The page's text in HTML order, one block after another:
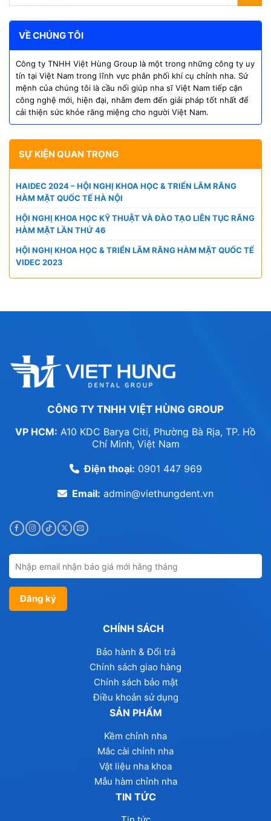
VỀ CHÚNG TÔI
Công ty TNHH Việt Hùng Group là một trong những công ty uy
tín tại Việt Nam trong lĩnh vực phân phối khí cụ chỉnh nha. Sứ
mệnh của chúng tôi là cầu nối giúp nha sĩ Việt Nam tiếp cận
công nghệ mới, hiện đại, nhằm đem đến giải pháp tốt nhất để
cải thiện sức khỏe răng miệng cho người Việt Nam.
SỰ KIỆN QUAN TRỌNG
HAIDEC 2024 – HỘI NGHỊ KHOA HỌC & TRIỂN LÃM RĂNG
HÀM MẶT QUỐC TẾ HÀ NỘI
HỘI NGHỊ KHOA HỌC KỸ THUẬT VÀ ĐÀO TẠO LIÊN TỤC RĂNG
HÀM MẶT LẦN THỨ 46
HỘI NGHỊ KHOA HỌC & TRIỂN LÃM RĂNG HÀM MẶT QUỐC TẾ
VIDEC 2023
CÔNG TY TNHH VIỆT HÙNG GROUP
VP HCM: A10 KDC Barya Citi, Phường Bà Rịa, TP. Hồ
Chí Minh, Việt Nam
Điện thoại: 0901 447 969
Email: admin@viethungdent.vn
CHÍNH SÁCH
Bảo hành & Đổi trả
Chính sách giao hàng
Chính sách bảo mật
Điều khoản sử dụng
SẢN PHẨM
Kềm chỉnh nha
Mắc cài chỉnh nha
Vật liệu nha khoa
Mẫu hàm chỉnh nha
TIN TỨC